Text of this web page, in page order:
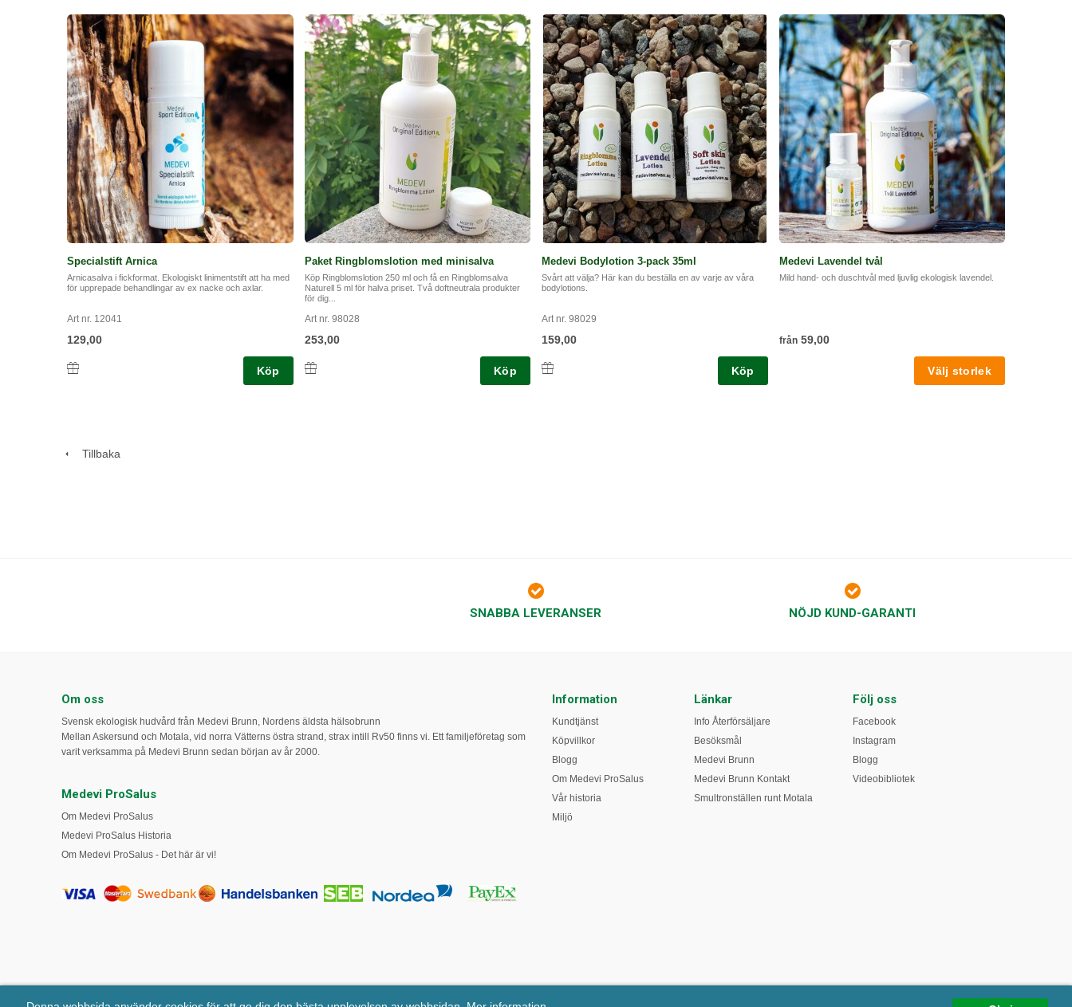
Specialstift Arnica
Arnicasalva i fickformat. Ekologiskt linimentstift att ha med
för upprepade behandlingar av ex nacke och axlar.
Art nr. 12041
129,00
Köp
Paket Ringblomslotion med minisalva
Köp Ringblomslotion 250 ml och få en Ringblomsalva
Naturell 5 ml för halva priset. Två doftneutrala produkter
för dig...
Art nr. 98028
253,00
Köp
Medevi Bodylotion 3-pack 35ml
Svårt att välja? Här kan du beställa en av varje av våra
bodylotions.
Art nr. 98029
159,00
Köp
Medevi Lavendel tvål
Mild hand- och duschtvål med ljuvlig ekologisk lavendel.
från59,00
Tillbaka
SNABBA LEVERANSER NÖJD KUND-GARANTI
Om oss
Svensk ekologisk hudvård från Medevi Brunn, Nordens äldsta hälsobrunn
Mellan Askersund och Motala, vid norra Vätterns östra strand, strax intill Rv50 finns vi. Ett familjeföretag som
varit verksamma på Medevi Brunn sedan början av år 2000.
Medevi ProSalus
Om Medevi ProSalus
Medevi ProSalus Historia
Om Medevi ProSalus - Det här är vi!
Information
Kundtjänst
Köpvillkor
Blogg
Om Medevi ProSalus
Vår historia
Miljö
Länkar
Info Återförsäljare
Besöksmål
Medevi Brunn
Medevi Brunn Kontakt
Smultronställen runt Motala
Följ oss
Facebook
Instagram
Blogg
Videobibliotek